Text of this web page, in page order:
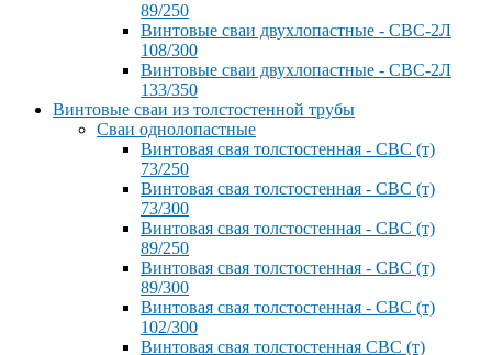
89/250
Винтовые сваи двухлопастные - СВС-2Л
108/300
Винтовые сваи двухлопастные - СВС-2Л
133/350
Винтовые сваи из толстостенной трубы
Сваи однолопастные
Винтовая свая толстостенная - СВС (т)
73/250
Винтовая свая толстостенная - СВС (т)
73/300
Винтовая свая толстостенная - СВС (т)
89/250
Винтовая свая толстостенная - СВС (т)
89/300
Винтовая свая толстостенная - СВС (т)
102/300
Винтовая свая толстостенная СВС (т)